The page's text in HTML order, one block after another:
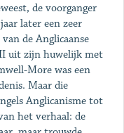
de voorganger
later een zeer
de Anglicaanse
uit zijn huwelijk met
More was een
Maar die
Anglicanisme tot
het verhaal: de